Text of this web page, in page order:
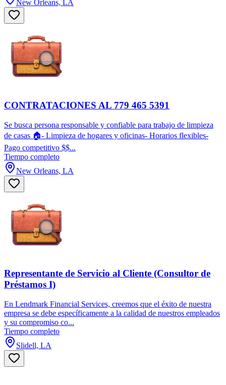
New Orleans, LA
CONTRATACIONES AL 779 465 5391
Se busca persona responsable y confiable para trabajo de limpieza
de casas 🏠- Limpieza de hogares y oficinas- Horarios flexibles-
Pago competitivo $$...
Tiempo completo
New Orleans, LA
Representante de Servicio al Cliente (Consultor de
Préstamos I)
En Lendmark Financial Services, creemos que el éxito de nuestra
empresa se debe específicamente a la calidad de nuestros empleados
y su compromiso co...
Tiempo completo
Slidell, LA